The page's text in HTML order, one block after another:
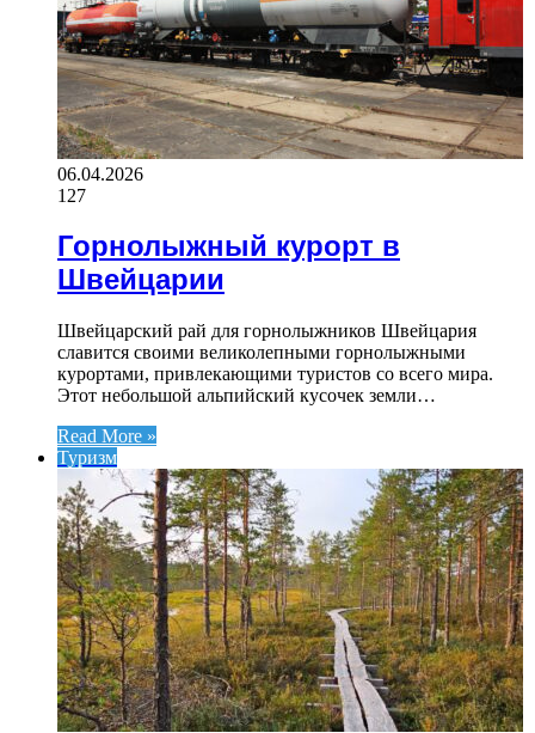
06.04.2026
127
Горнолыжный курорт в
Швейцарии
Швейцарский рай для горнолыжников Швейцария
славится своими великолепными горнолыжными
курортами, привлекающими туристов со всего мира.
Этот небольшой альпийский кусочек земли…
Read More »
Туризм